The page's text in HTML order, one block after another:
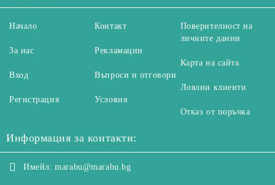
Начало
За нас
Вход
Регистрация
Контакт
Рекламации
Въпроси и отговори
Условия
Поверителност на
личните данни
Карта на сайта
Лоялни клиенти
Отказ от поръчка
Информация за контакти:
Имейл: marabu@marabu.bg